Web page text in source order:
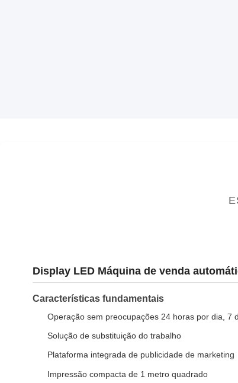
Display LED Máquina de venda
Características fundamentais
Operação sem preocupações 24 horas por dia, 7
Solução de substituição do trabalho
Plataforma integrada de publicidade de marketing
Impressão compacta de 1 metro quadrado